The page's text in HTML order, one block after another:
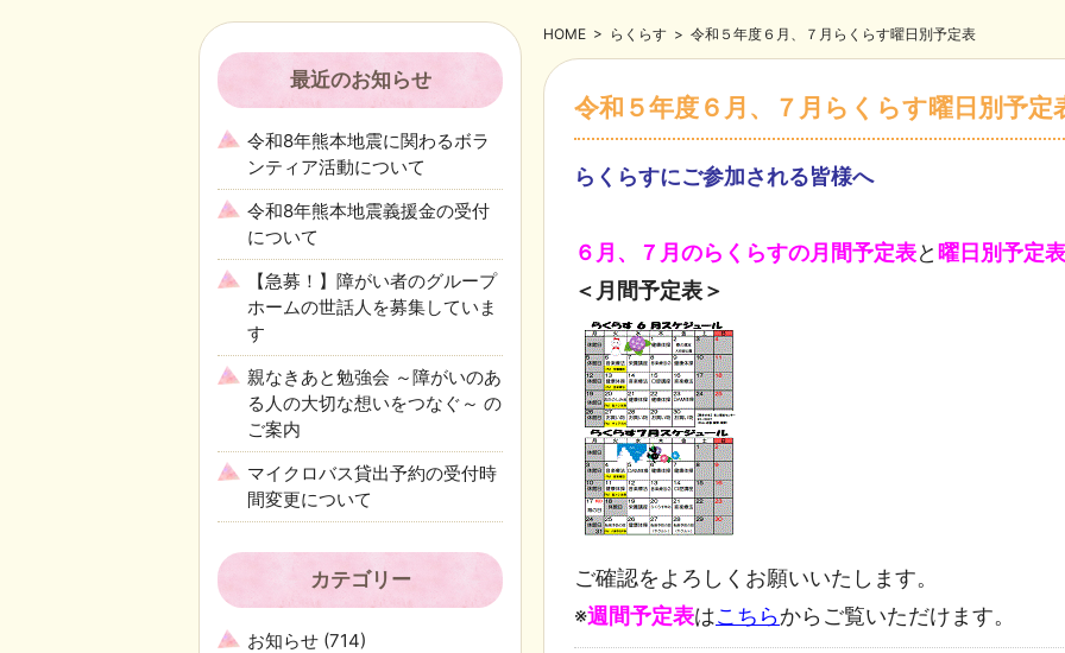
HOME > らくらす > 令和５年度６月、７月らくらす曜日別予定表
令和５年度６月、７月らくらす曜日別予定
らくらすにご参加される皆様へ
６月、７月のらくらすの月間予定表と 曜日別予定表
＜月間予定表＞
ご確認をよろしくお願いいたします。
※週間予定表はこちらからご覧いただけます。
最近のお知らせ
令和8年熊本地震に関わるボラ
ンティア活動について
令和8年熊本地震義援金の受付
について
【急募！】障がい者のグループ
ホームの世話人を募集していま
す
親なきあと勉強会 ～障がいのあ
る人の大切な想いをつなぐ～ の
ご案内
マイクロバス貸出予約の受付時
間変更について
カテゴリー
お知らせ (714)